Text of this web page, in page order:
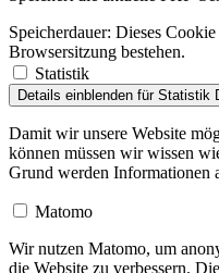
Speicherdauer: Dieses
Browsersitzung bestehen.
Statistik
Details einblenden für Statistik
Damit wir unsere Website
können müssen wir wissen
Grund werden Informationen
Matomo
Wir nutzen Matomo, um
die Website zu verbessern.